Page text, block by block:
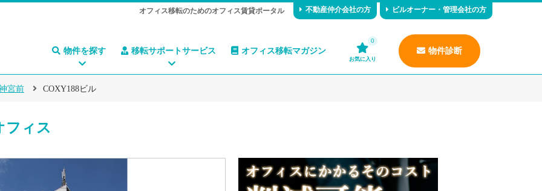
オフィス移転のためのオフィス賃貸ポータル 不動産仲介会社の方 ビルオーナー・管理会社の方
物件を探す 移転サポートサービス オフィス移転マガジン
0
お気に入り
物件診断
宮前 COXY188ビル
フィス